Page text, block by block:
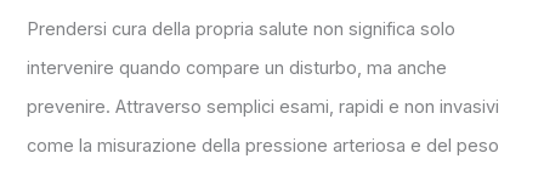
Prendersi cura della propria salute non significa solo
intervenire quando compare un disturbo, ma anche
prevenire. Attraverso semplici esami, rapidi e non invasivi
come la misurazione della pressione arteriosa e del peso